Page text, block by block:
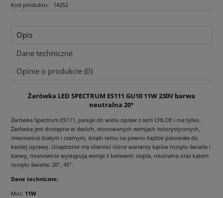
Kod produktu:
14252
Opis
Dane techniczne
Opinie o produkcie (0)
Żarówka LED SPECTRUM ES111 GU10 11W 230V barwa
neutralna 20°
Żarówka Spectrum ES111, pasuje do wielu opraw z serii CHLOE i nie tylko.
Żarówka jest dostępna w dwóch, stonowanych wersjach kolorystycznych,
mianowicie białym i czarnym, dzięki temu na pewno będzie pasowała do
każdej oprawy. Urządzenie ma również różne warianty kątów rozsyłu światła i
barwy, mianowicie występują wersje z barwami: ciepła, neutralna oraz kątem
rozsyłu światła: 20°, 45°.
Dane techniczne:
Moc: 11W